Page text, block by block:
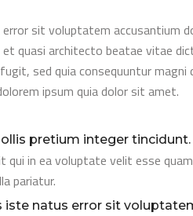
sit voluptatem accusantium
quasi architecto beatae vitae
sed quia consequuntur
ipsum quia dolor sit amet.
pretium integer tincidunt.
qui in ea voluptate velit esse
pariatur.
iste natus error sit